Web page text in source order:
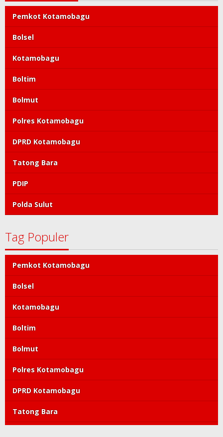
Pemkot Kotamobagu
Bolsel
Kotamobagu
Boltim
Bolmut
Polres Kotamobagu
DPRD Kotamobagu
Tatong Bara
PDIP
Polda Sulut
Tag Populer
Pemkot Kotamobagu
Bolsel
Kotamobagu
Boltim
Bolmut
Polres Kotamobagu
DPRD Kotamobagu
Tatong Bara